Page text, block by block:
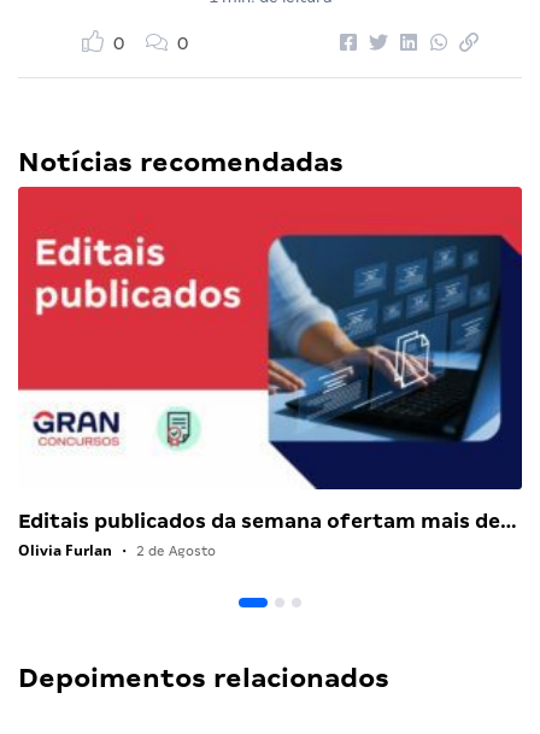
0 0
Notícias recomendadas
Editais publicados da semana ofertam mais de…
Olivia Furlan • 2 de Agosto
Depoimentos relacionados